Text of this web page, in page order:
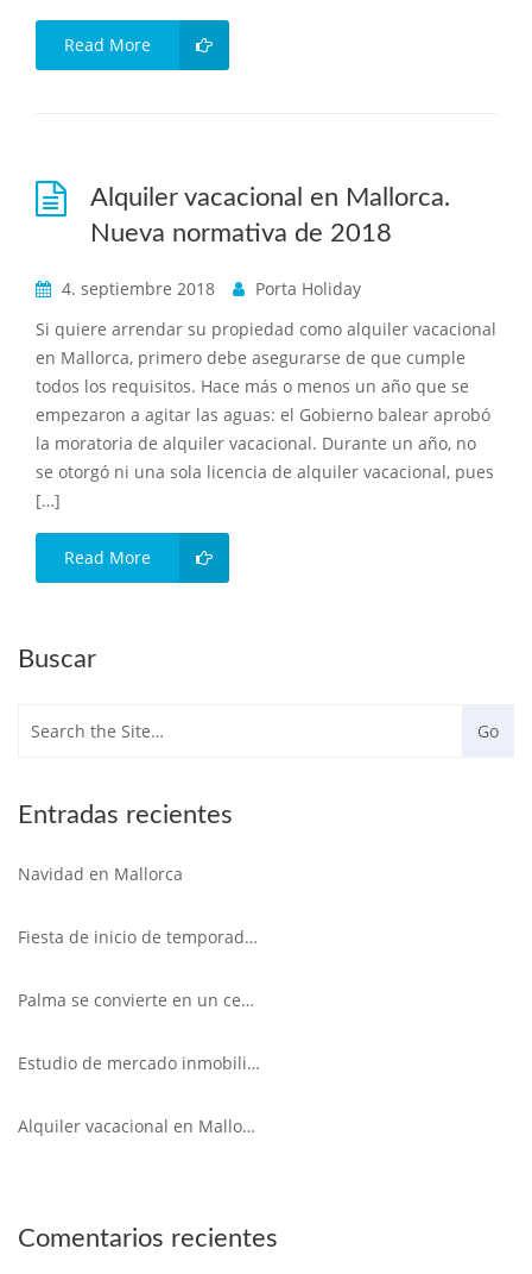
Read More
Alquiler vacacional en Mallorca.
Nueva normativa de 2018
4. septiembre 2018
Porta Holiday
Si quiere arrendar su propiedad como alquiler vacacional
en Mallorca, primero debe asegurarse de que cumple
todos los requisitos. Hace más o menos un año que se
empezaron a agitar las aguas: el Gobierno balear aprobó
la moratoria de alquiler vacacional. Durante un año, no
se otorgó ni una sola licencia de alquiler vacacional, pues
[…]
Read More
Buscar
Entradas recientes
Navidad en Mallorca
Fiesta de inicio de temporada 2019
Palma se convierte en un centro cultural y empresarial
Estudio de mercado inmobiliario de Mallorca 2019
Alquiler vacacional en Mallorca. Nueva normativa de 2018
Comentarios recientes